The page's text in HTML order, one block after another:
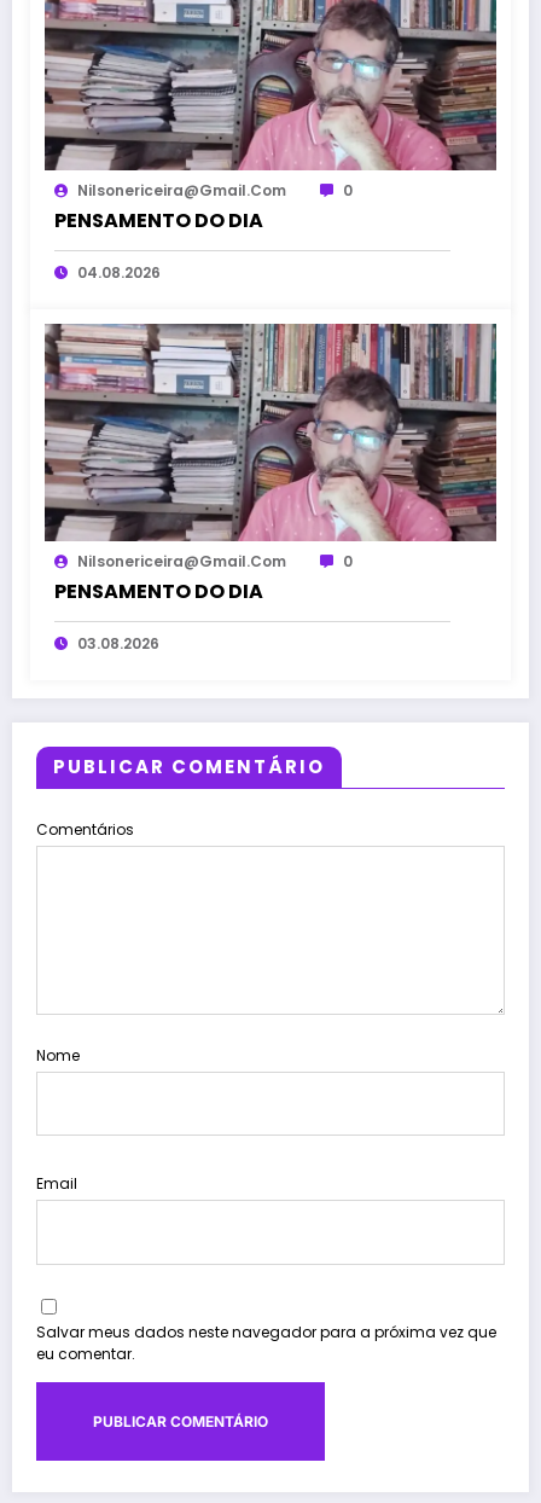
Nilsonericeira@gmail.com 0
PENSAMENTO DO DIA
04.08.2026
Nilsonericeira@gmail.com 0
PENSAMENTO DO DIA
03.08.2026
PUBLICAR COMENTÁRIO
Comentários
Nome
Email
Salvar meus dados neste navegador para a próxima vez que
eu comentar.